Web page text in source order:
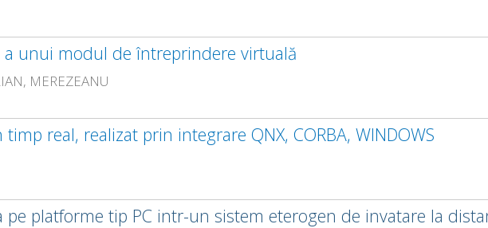
a unui modul de întreprindere virtuală
MEREZEANU
real, realizat prin integrare QNX, CORBA, WINDOWS
platforme tip PC intr-un sistem eterogen de invatare la